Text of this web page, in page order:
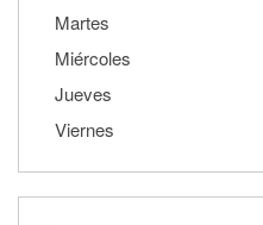
Martes
Miércoles
Jueves
Viernes